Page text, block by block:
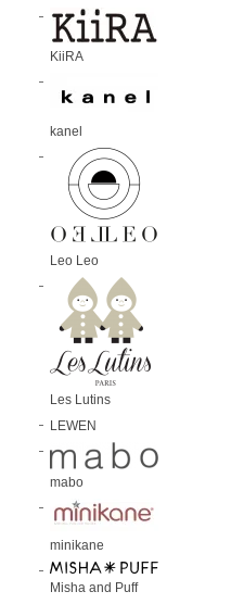
KiiRA
kanel
Leo Leo
Les Lutins
LEWEN
mabo
minikane
Misha and Puff